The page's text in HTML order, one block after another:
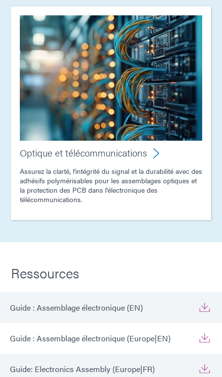
Optique et télécommunications
Assurez la clarté, l'intégrité du signal et la durabilité avec des
adhésifs polymérisables pour les assemblages optiques et
la protection des PCB dans l'électronique des
télécommunications.
Ressources
Guide : Assemblage électronique (EN)
Guide : Assemblage électronique (Europe|EN)
Guide: Electronics Assembly (Europe|FR)